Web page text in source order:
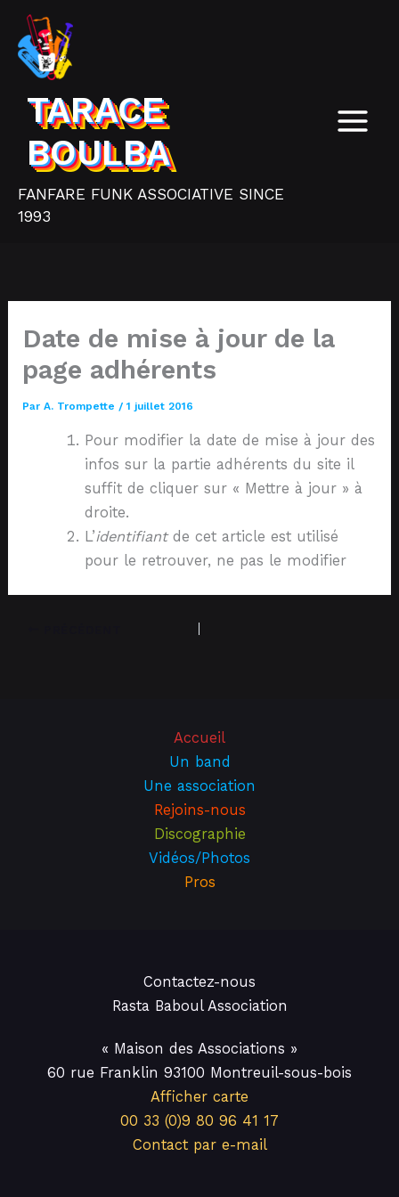
Aller
contenu
TARACE
BOULBA
FANFARE FUNK ASSOCIATIVE SINCE
1993
Date de mise à jour de la
page adhérents
ParA. Trompette /1 juillet 2016
Pour modifier la date de mise à jour des
infos sur la partie adhérents du site il
suffit de cliquer sur « Mettre à jour » à
droite.
L’identifiantde cet article est utilisé
pour le retrouver, ne pas le modifier
Accueil
Un band
Une association
Rejoins-nous
Discographie
Vidéos/Photos
Pros
Contactez-nous
Rasta Baboul Association
« Maison des Associations »
60 rue Franklin 93100 Montreuil-sous-bois
Afficher carte
00 33 (0)9 80 96 41 17
Contact par e-mail